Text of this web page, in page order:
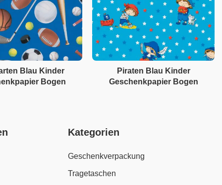
Blau Kinder
Bogen
Piraten Blau Kinder
Geschenkpapier Bogen
Kategorien
Geschenkverpackung
Tragetaschen